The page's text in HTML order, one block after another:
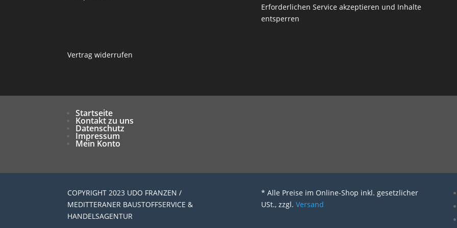
Vertrag widerrufen
Erforderlichen Service akzeptieren und Inhalte
entsperren
Startseite
Kontakt zu uns
Datenschutz
Impressum
Mein Konto
COPYRIGHT 2023 UDO FRANZEN /
MEDITTERANER BAUSTOFFSERVICE &
HANDELSAGENTUR
* Alle Preise im Online-Shop inkl. gesetzlicher
USt., zzgl. Versand